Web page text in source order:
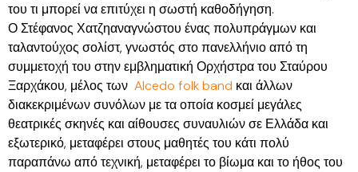
του τι μπορεί να επιτύχει η σωστή καθοδήγηση.
Ο Στέφανος Χατζηαναγνώστου ένας πολυπράγμων και
ταλαντούχος σολίστ, γνωστός στο πανελλήνιο από τη
συμμετοχή του στην εμβληματική Ορχήστρα του Σταύρου
Ξαρχάκου, μέλος των Alcedo folk band και άλλων
διακεκριμένων συνόλων με τα οποία κοσμεί μεγάλες
θεατρικές σκηνές και αίθουσες συναυλιών σε Ελλάδα και
εξωτερικό, μεταφέρει στους μαθητές του κάτι πολύ
παραπάνω από τεχνική, μεταφέρει το βίωμα και το ήθος του